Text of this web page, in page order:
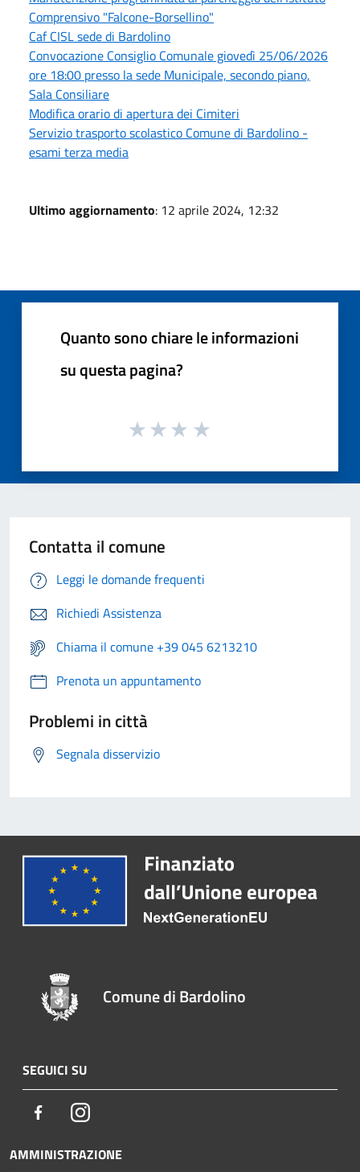
Comprensivo "Falcone-Borsellino"
Caf CISL sede di Bardolino
Convocazione Consiglio Comunale giovedì 25/06/2026
ore 18:00 presso la sede Municipale, secondo piano,
Sala Consiliare
Modifica orario di apertura dei Cimiteri
Servizio trasporto scolastico Comune di Bardolino -
esami terza media
Ultimo aggiornamento: 12 aprile 2024, 12:32
Quanto sono chiare le informazioni
su questa pagina?
Contatta il comune
Leggi le domande frequenti
Richiedi Assistenza
Chiama il comune +39 045 6213210
Prenota un appuntamento
Problemi in città
Segnala disservizio
Comune di Bardolino
SEGUICI SU
FacebookInstagram
AMMINISTRAZIONE